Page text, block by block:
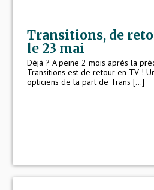
Transitions, de
le 23 mai
Déjà ? A peine 2 mois après la
Transitions est de retour en TV !
opticiens de la part de Trans [...]